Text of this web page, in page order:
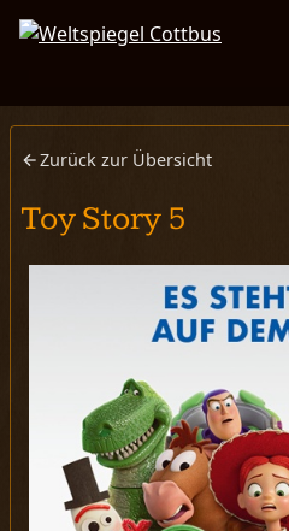
Zurück zur Übersicht
Toy Story 5